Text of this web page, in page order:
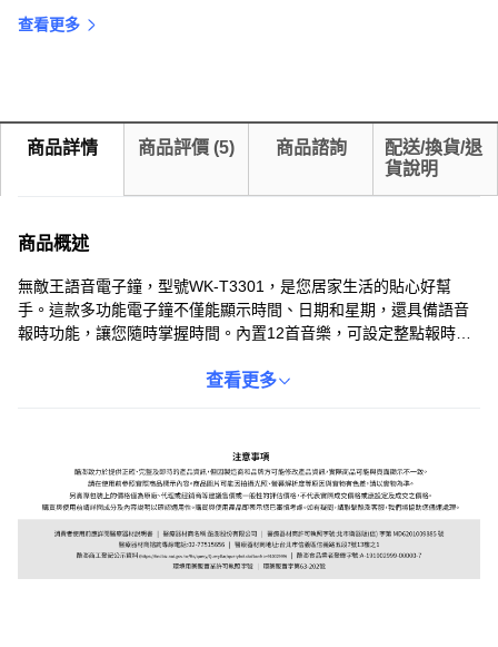
查看更多
商品詳情 商品評價 (5) 商品諮詢
配送/換貨/退
貨說明
商品概述
無敵王語音電子鐘，型號WK-T3301，是您居家生活的貼心好幫
手。這款多功能電子鐘不僅能顯示時間、日期和星期，還具備語音
報時功能，讓您隨時掌握時間。內置12首音樂，可設定整點報時或
暗中也能清晰讀取時間。此外，它還支援12/24小時制切換，並可設
查看更多